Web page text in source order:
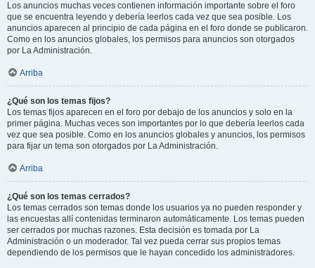
Los anuncios muchas veces contienen información importante sobre el foro
que se encuentra leyendo y debería leerlos cada vez que sea posible. Los
anuncios aparecen al principio de cada página en el foro donde se publicaron.
Como en los anuncios globales, los permisos para anuncios son otorgados
por La Administración.
Arriba
¿Qué son los temas fijos?
Los temas fijos aparecen en el foro por debajo de los anuncios y solo en la
primer página. Muchas veces son importantes por lo que debería leerlos cada
vez que sea posible. Como en los anuncios globales y anuncios, los permisos
para fijar un tema son otorgados por La Administración.
Arriba
¿Qué son los temas cerrados?
Los temas cerrados son temas donde los usuarios ya no pueden responder y
las encuestas allí contenidas terminaron automáticamente. Los temas pueden
ser cerrados por muchas razones. Esta decisión es tomada por La
Administración o un moderador. Tal vez pueda cerrar sus propios temas
dependiendo de los permisos que le hayan concedido los administradores.